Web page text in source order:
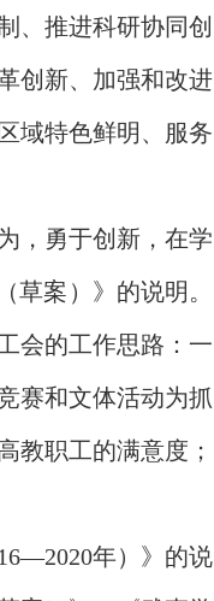
、推进科研协同创
创新、加强和改进
域特色鲜明、服务
， 勇于创新，在学
草案）》的说明。
会的工作思路：一
赛和文体活动为抓
教职工的满意度；
年）》的说